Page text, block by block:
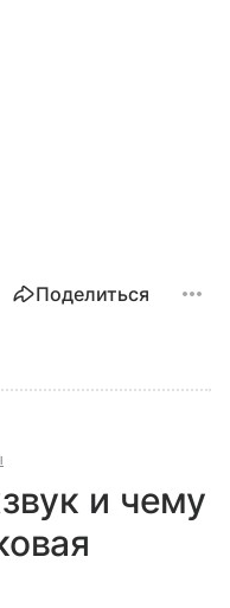
Поделиться
и чему